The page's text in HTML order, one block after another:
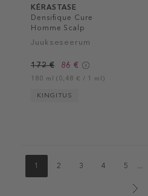
KÉRASTASE
Densifique Cure
Homme Scalp
Treatment
Juukseseerum
172 € 86 €
180 ml (0,48 € / 1 ml)
KINGITUS
1 2 3 4 5 ...